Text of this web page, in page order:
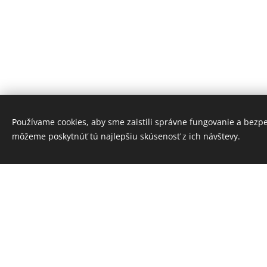
Používame cookies, aby sme zaistili správne fungovanie a
môžeme poskytnúť tú najlepšiu skúsenosť z ich návštevy.